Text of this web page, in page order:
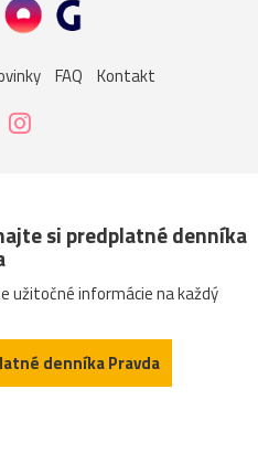
FAQ Kontakt
si predplatné denníka
užitočné informácie na každý
denníka Pravda